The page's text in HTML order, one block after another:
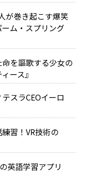
が巻き起こす爆笑
ム・スプリング
を謳歌する少女の
ース』
スラCEOイーロ
習！VR技術の
英語学習アプリ